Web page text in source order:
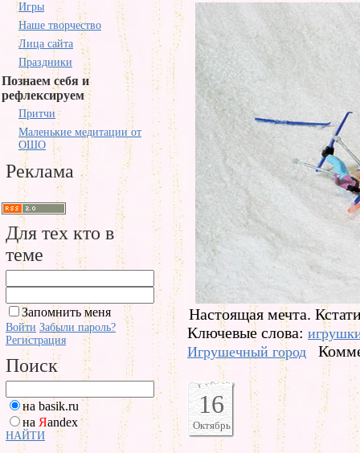
Игры
Наше творчество
Лица сайта
Праздники
Познаем себя и
рефлексируем
Притчи
Маленькие медитации от
ОШО
Реклама
Для тех кто в
теме
Запомнить меня
Войти Забыли пароль?
Регистрация
Поиск
на basik.ru
на Яandex
НАЙТИ
Настоящая мечта.
Ключевые слова:
Игрушечный город
16
Октябрь